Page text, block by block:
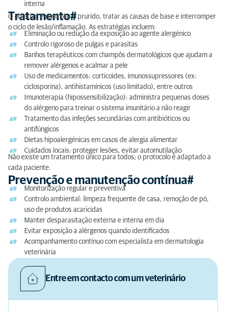
interna
Tratamento#
O objetivo é controlar o prurido, tratar as causas de base e interromper
o ciclo de lesão/inflamação. As estratégias incluem:
Eliminação ou redução da exposição ao agente alergénico
Controlo rigoroso de pulgas e parasitas
Banhos terapêuticos com champôs dermatológicos que ajudam a
remover alérgenos e acalmar a pele
Uso de medicamentos: corticoides, imunossupressores (ex:
ciclosporina), antihistamínicos (uso limitado), entre outros
Imunoterapia (hipossensibilização): administra pequenas doses
do alérgeno para treinar o sistema imunitário a não reagir
Tratamento das infeções secundárias com antibióticos ou
antifúngicos
Dietas hipoalergénicas em casos de alergia alimentar
Cuidados locais: proteger lesões, evitar automutilação
Não existe um tratamento único para todos; o protocolo é adaptado a
cada paciente.
Prevenção e manutenção contínua#
Monitorização regular e preventiva
Controlo ambiental: limpeza frequente de casa, remoção de pó,
uso de produtos acaricidas
Manter desparasitação externa e interna em dia
Evitar exposição a alérgenos quando identificados
Acompanhamento contínuo com especialista em dermatologia
veterinária
Entre em contacto com um veterinário